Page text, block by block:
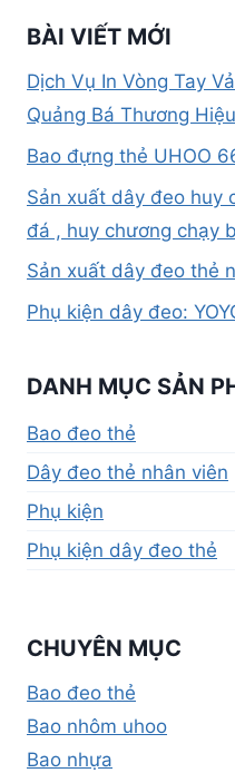
BÀI VIẾT MỚI
Dịch Vụ In Vòng Tay
Quảng Bá Thương
Bao đựng thẻ UHOO
Sản xuất dây đeo huy
đá , huy chương chạy
Sản xuất dây đeo thẻ
Phụ kiện dây đeo:
DANH MỤC SẢN
Bao đeo thẻ
Dây đeo thẻ nhân viên
Phụ kiện
Phụ kiện dây đeo thẻ
CHUYÊN MỤC
Bao đeo thẻ
Bao nhôm uhoo
Bao nhựa